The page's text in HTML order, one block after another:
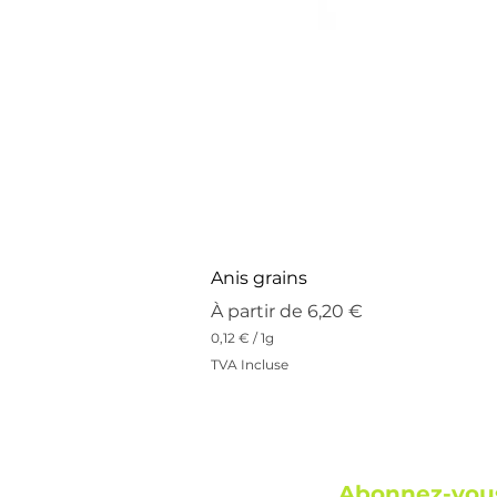
Anis grains
À partir de 6,20 €
Prix promotionnel
0,12 € /1g
TVA Incluse